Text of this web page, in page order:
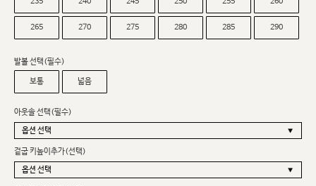
265 270 275 280 285 290
발볼 선택(필수)
보통 넓음
아웃솔 선택(필수)
겉굽 키높이추가(선택)